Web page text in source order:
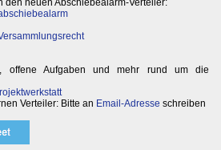
den neuen Abschiebealarm-Verteiler:
offene Aufgaben und mehr rund um die
Verteiler: Bitte an Email-Adresse schreiben